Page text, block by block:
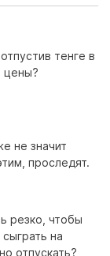
тенге в
цены?
не значит
проследят.
резко, чтобы
на
отпускать?